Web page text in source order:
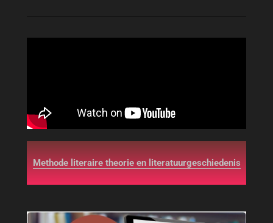
Methode literaire theorie en literatuurgeschiedenis